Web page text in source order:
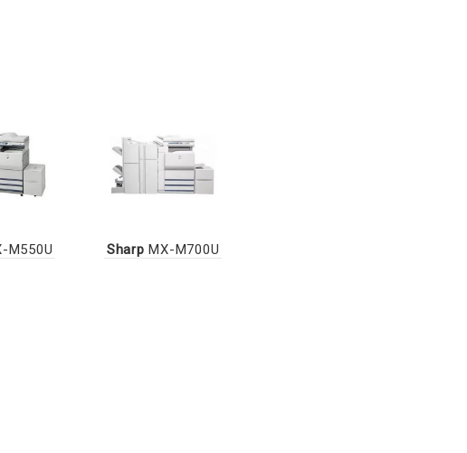
M550U Sharp MX-M700U